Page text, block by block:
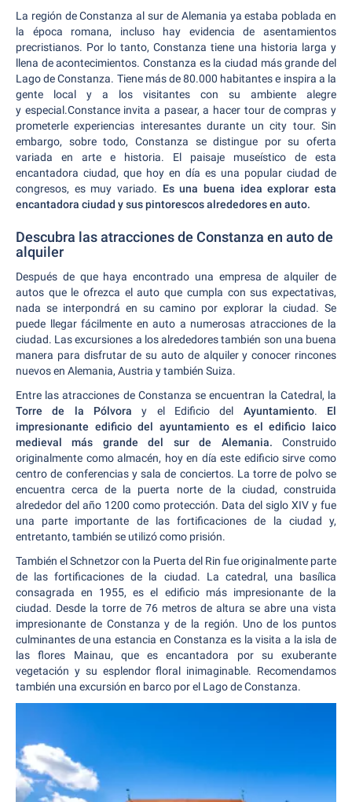
La región de Constanza al sur de Alemania ya estaba poblada en
la época romana, incluso hay evidencia de asentamientos
precristianos. Por lo tanto, Constanza tiene una historia larga y
llena de acontecimientos. Constanza es la ciudad más grande del
Lago de Constanza. Tiene más de 80.000 habitantes e inspira a la
gente local y a los visitantes con su ambiente alegre
y especial.Constance invita a pasear, a hacer tour de compras y
prometerle experiencias interesantes durante un city tour. Sin
embargo, sobre todo, Constanza se distingue por su oferta
variada en arte e historia. El paisaje museístico de esta
encantadora ciudad, que hoy en día es una popular ciudad de
congresos, es muy variado. Es una buena idea explorar esta
encantadora ciudad y sus pintorescos alrededores en auto.
Descubra las atracciones de Constanza en auto de
alquiler
Después de que haya encontrado una empresa de alquiler de
autos que le ofrezca el auto que cumpla con sus expectativas,
nada se interpondrá en su camino por explorar la ciudad. Se
puede llegar fácilmente en auto a numerosas atracciones de la
ciudad. Las excursiones a los alrededores también son una buena
manera para disfrutar de su auto de alquiler y conocer rincones
nuevos en Alemania, Austria y también Suiza.
Entre las atracciones de Constanza se encuentran la Catedral, la
Torre de la Pólvora y el Edificio del Ayuntamiento. El
impresionante edificio del ayuntamiento es el edificio laico
medieval más grande del sur de Alemania. Construido
originalmente como almacén, hoy en día este edificio sirve como
centro de conferencias y sala de conciertos. La torre de polvo se
encuentra cerca de la puerta norte de la ciudad, construida
alrededor del año 1200 como protección. Data del siglo XIV y fue
una parte importante de las fortificaciones de la ciudad y,
entretanto, también se utilizó como prisión.
También el Schnetzor con la Puerta del Rin fue originalmente parte
de las fortificaciones de la ciudad. La catedral, una basílica
consagrada en 1955, es el edificio más impresionante de la
ciudad. Desde la torre de 76 metros de altura se abre una vista
impresionante de Constanza y de la región. Uno de los puntos
culminantes de una estancia en Constanza es la visita a la isla de
las flores Mainau, que es encantadora por su exuberante
vegetación y su esplendor floral inimaginable. Recomendamos
también una excursión en barco por el Lago de Constanza.